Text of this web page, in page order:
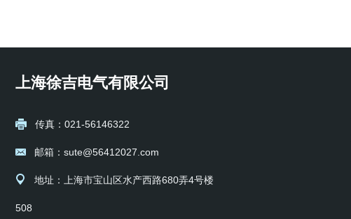
上海徐吉电气有限公司
传真：021-56146322
邮箱：sute@56412027.com
地址：上海市宝山区水产西路680弄4号楼
508